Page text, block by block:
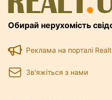
Обирай нерухомість
Реклама на порталі
Зв'яжіться з нами